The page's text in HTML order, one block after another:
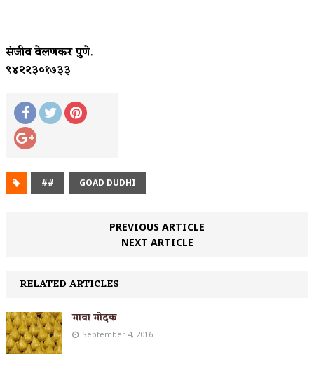
संजीव वेलणकर पुणे.
९४२२३०१७३३
## GOAD DUDHI
PREVIOUS ARTICLE
NEXT ARTICLE
RELATED ARTICLES
मावा मोदक
September 4, 2016